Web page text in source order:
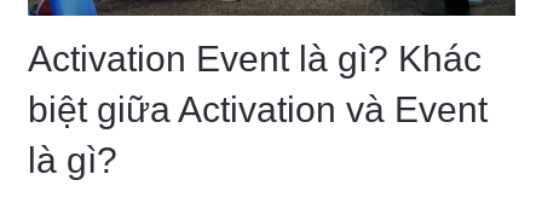
Activation Event là gì? Khác
biệt giữa Activation và Event
là gì?